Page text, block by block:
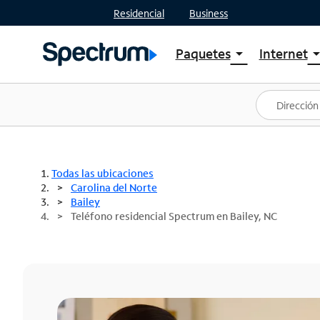
Residencial Business
Paquetesarrow_drop_down
Ver paquetes
Spectrum One
Mejores ofertas
Internetarrow_drop_down
Planes
Todas las ubicaciones
Carolina del Norte
Bailey
Teléfono residencial Spectrum en Bailey, NC